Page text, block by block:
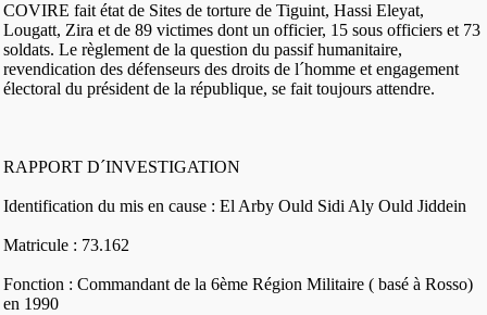
COVIRE fait état de Sites de torture de Tiguint, Hassi Eleyat,
Lougatt, Zira et de 89 victimes dont un officier, 15 sous officiers et 73
soldats. Le règlement de la question du passif humanitaire,
revendication des défenseurs des droits de l´homme et engagement
électoral du président de la république, se fait toujours attendre.
RAPPORT D´INVESTIGATION
Identification du mis en cause : El Arby Ould Sidi Aly Ould Jiddein
Matricule : 73.162
Fonction : Commandant de la 6ème Région Militaire ( basé à Rosso)
en 1990